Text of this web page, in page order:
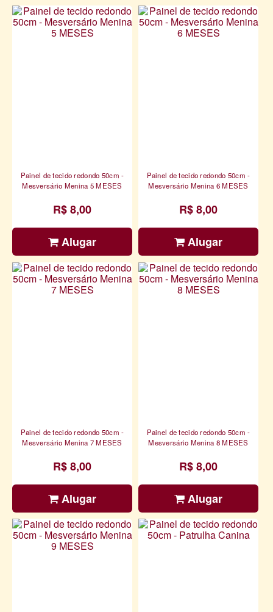
Painel de tecido redondo 50cm -
Mesversário Menina 5 MESES
R$ 8,00
Alugar
Painel de tecido redondo 50cm -
Mesversário Menina 6 MESES
R$ 8,00
Alugar
Painel de tecido redondo 50cm -
Mesversário Menina 7 MESES
R$ 8,00
Alugar
Painel de tecido redondo 50cm -
Mesversário Menina 8 MESES
R$ 8,00
Alugar